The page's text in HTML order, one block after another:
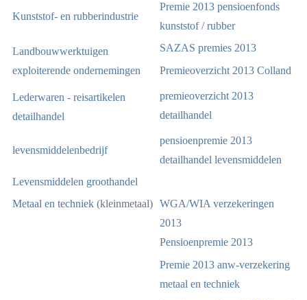
Kunststof- en rubberindustrie
Premie 2013 pensioenfonds
kunststof / rubber
Landbouwwerktuigen
exploiterende ondernemingen
SAZAS premies 2013
Premieoverzicht 2013 Colland
Lederwaren - reisartikelen
detailhandel
premieoverzicht 2013
detailhandel
levensmiddelenbedrijf
pensioenpremie 2013
detailhandel levensmiddelen
Levensmiddelen groothandel
Metaal en techniek (kleinmetaal) WGA/WIA verzekeringen
2013
Pensioenpremie 2013
Premie 2013 anw-verzekering
metaal en techniek